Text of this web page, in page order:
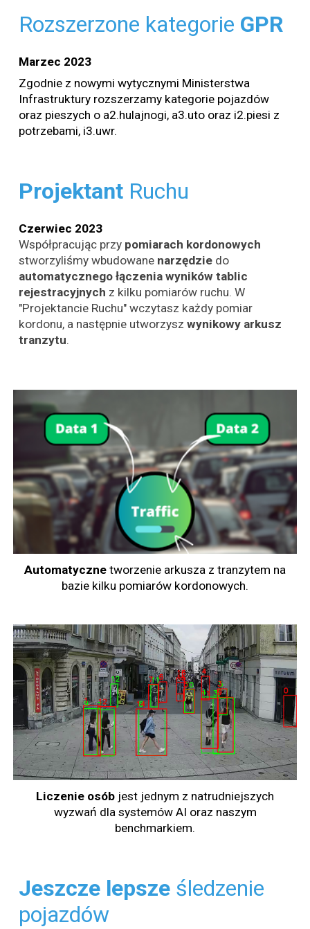
Rozszerzone kategorie GPR
Marzec 2023
Zgodnie z nowymi wytycznymi Ministerstwa
Infrastruktury rozszerzamy kategorie pojazdów
oraz pieszych o a2.hulajnogi, a3.uto oraz i2.piesi z
potrzebami, i3.uwr.
Projektant Ruchu
Czerwiec 2023
Współpracując przy pomiarach kordonowych
stworzyliśmy wbudowane narzędzie do
automatycznego łączenia wyników tablic
rejestracyjnych z kilku pomiarów ruchu. W
"Projektancie Ruchu" wczytasz każdy pomiar
kordonu, a następnie utworzyszwynikowy arkusz
tranzytu.
Automatyczne tworzenie arkusza z tranzytem na
bazie kilku pomiarów kordonowych.
Liczenie osób jest jednym z natrudniejszych
wyzwań dla systemów AI oraz naszym
benchmarkiem.
Jeszcze lepsze śledzenie
pojazdów